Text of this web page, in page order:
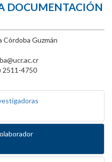
DOCUMENTACIÓN
Córdoba Guzmán
2511-4750